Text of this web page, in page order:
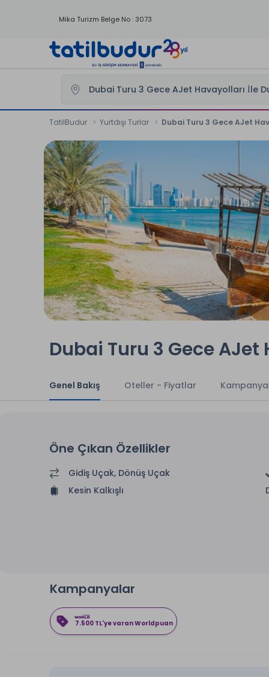
Mika Turizm Belge No : 3073
TatilBudur Yurtdışı Turlar Dubai Turu 3 Gece AJet
Dubai Turu 3 Gece AJet
Genel Bakış Oteller - Fiyatlar
Öne Çıkan Özellikler
Gidiş Uçak, Dönüş Uçak
Kesin Kalkışlı
Kampanyalar
7.500 TL'ye varan Worldpuan